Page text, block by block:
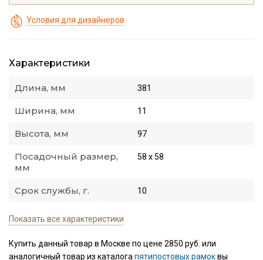
Условия для дизайнеров
Характеристики
Длина, мм 381
Ширина, мм 11
Высота, мм 97
Посадочный размер,
мм
58 х 58
Срок службы, г. 10
Показать все характеристики
Купить данный товар в Москве по цене 2850 руб. или
аналогичный товар из каталогапятипостовых рамоквы